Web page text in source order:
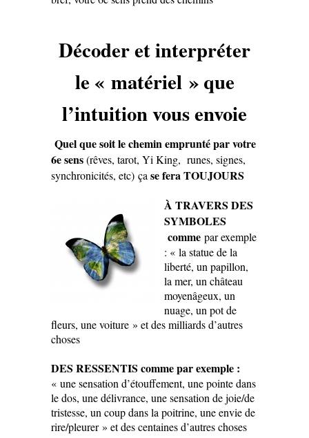
Décoder et interpréter
le « matériel » que
l’intuition vous envoie
Quel que soit le chemin emprunté par votre
6e sens(rêves, tarot, Yi King, runes, signes,
synchronicités, etc) çase fera TOUJOURS
À TRAVERS DES
SYMBOLES
comme par exemple
: « la statue de la
liberté, un papillon,
la mer, un château
moyenâgeux, un
nuage, un pot de
fleurs, une voiture » et des milliards d’autres
choses
DES RESSENTIS comme par exemple :
« une sensation d’étouffement, une pointe dans
le dos, une délivrance, une sensation de joie/de
tristesse, un coup dans la poitrine, une envie de
rire/pleurer » et des centaines d’autres choses